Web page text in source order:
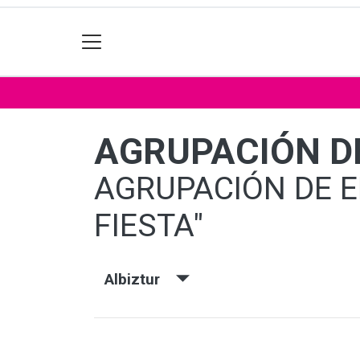
AGRUPACIÓN
AGRUPACIÓN DE
FIESTA"
Albiztur